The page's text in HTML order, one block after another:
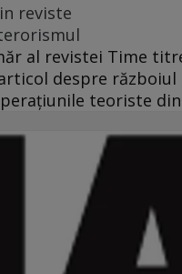
reviste
al revistei Time
despre
teoriste